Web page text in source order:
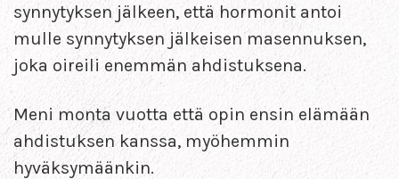
synnytyksen jälkeen, että hormonit antoi
mulle synnytyksen jälkeisen masennuksen,
joka oireili enemmän ahdistuksena.
Meni monta vuotta että opin ensin elämään
ahdistuksen kanssa, myöhemmin
hyväksymäänkin.